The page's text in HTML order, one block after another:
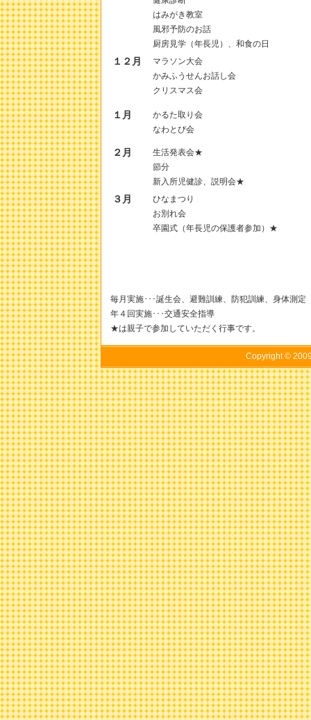
はみがき教室
風邪予防のお話
厨房見学（年長児）、和食の日
１２月
マラソン大会
かみふうせんお話し会
クリスマス会
１月
かるた取り会
なわとび会
２月
生活発表会★
節分
新入所児健診、説明会★
３月
ひなまつり
お別れ会
卒園式（年長児の保護者参加）★
毎月実施･･･誕生会、避難訓練、防犯訓練、身体測定
年４回実施･･･交通安全指導
★は親子で参加していただく行事です。
Copyright ©